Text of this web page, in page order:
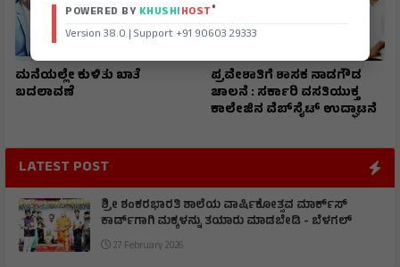
ಮನೆಯಲ್ಲೇ ಕುಳಿತು ಖಾತೆ
ಬದಲಾವಣೆ
ಪ್ರವೇಶಾತಿಗೆ ಶಾಸಕ ನಾಡಗೌಡ
ಚಾಲನೆ : ಸರ್ಕಾರಿ ವಸತಿಯುಕ್ತ
ಕಾಲೇಜಿನ ವೆಬ್‌ಸೈಟ್ ಉದ್ಘಾಟನೆ
LATEST POST
ಶ್ರೀ ಶಂಕರಭಾರತಿ ಶಾಲೆಯ ವಾರ್ಷಿಕೋತ್ಸವ ಮಾರ್ಕ್‌ಸ್‌
ಕಾರ್ಡ್‌ಗಾಗಿ ಮಕ್ಕಳನ್ನು ತಯಾರು ಮಾಡಬೇಡಿ - ಬೆಳಗಲ್
27 February 2026
POWERED BY KHUSHIHOST®
Version 38.0 | Support +91 90603 29333